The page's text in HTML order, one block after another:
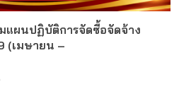
แผนปฏิบัติการจัดซื้อจัดจ้าง
(เมษายน –